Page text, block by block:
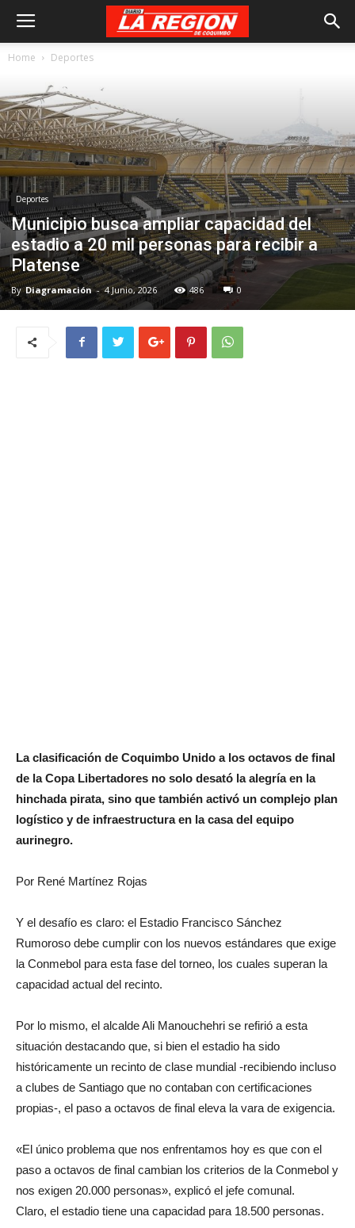
Home Deportes
Deportes
Municipio busca ampliar capacidad del
estadio a 20 mil personas para recibir a
Platense
By Diagramación - 4 Junio, 2026 486 0
La clasificación de Coquimbo Unido a los octavos de final
de la Copa Libertadores no solo desató la alegría en la
hinchada pirata, sino que también activó un complejo plan
logístico y de infraestructura en la casa del equipo
aurinegro.
Por René Martínez Rojas
Y el desafío es claro: el Estadio Francisco Sánchez
Rumoroso debe cumplir con los nuevos estándares que exige
la Conmebol para esta fase del torneo, los cuales superan la
capacidad actual del recinto.
Por lo mismo, el alcalde Ali Manouchehri se refirió a esta
situación destacando que, si bien el estadio ha sido
históricamente un recinto de clase mundial -recibiendo incluso
a clubes de Santiago que no contaban con certificaciones
propias-, el paso a octavos de final eleva la vara de exigencia.
«El único problema que nos enfrentamos hoy es que con el
paso a octavos de final cambian los criterios de la Conmebol y
nos exigen 20.000 personas», explicó el jefe comunal.
Claro, el estadio tiene una capacidad para 18.500 personas.